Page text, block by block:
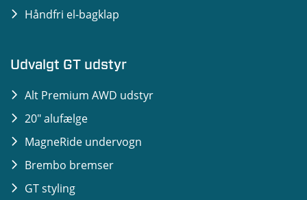
Tyverialarm
One Pedal Drive
Valgfrie Drive Modes (Active, Whisper og
Untamed)
Håndfri el-bagklap
Udvalgt GT udstyr
Alt Premium AWD udstyr
20" alufælge
MagneRide undervogn
Brembo bremser
GT styling